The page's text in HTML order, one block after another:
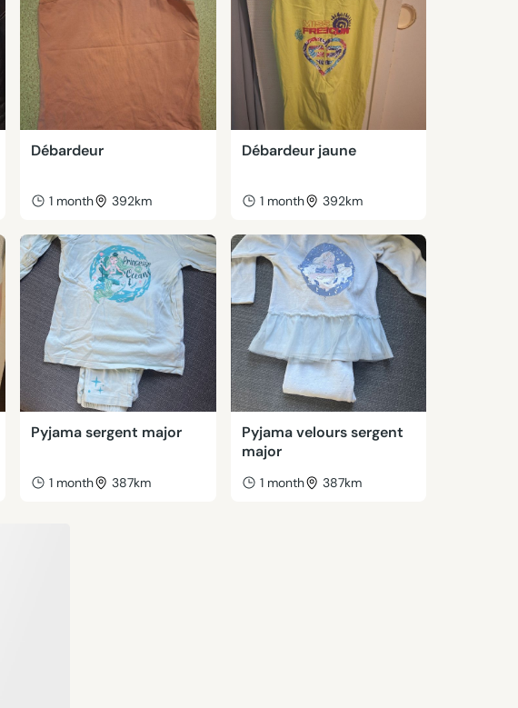
Débardeur
1 month 392km
Débardeur jaune
1 month 392km
Pyjama sergent major
1 month 387km
Pyjama velours sergent
major
1 month 387km